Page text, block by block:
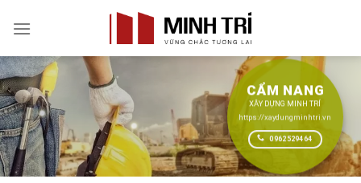
CẨM NANG
XÂY DỰNG MINH TRÍ
https://xaydungminhtri.vn
0962529464